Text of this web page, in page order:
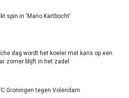
spin in ‘Mario Kartbocht’
dag wordt het koeler met kans op een
zomer blijft in het zadel
Groningen tegen Volendam